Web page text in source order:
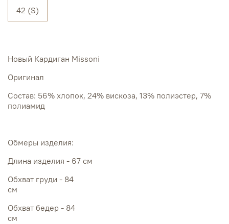
42 (S)
Новый Кардиган Missoni
Оригинал
Состав: 56% хлопок, 24% вискоза, 13% полиэстер, 7%
полиамид
Обмеры изделия:
Длина изделия - 67 см
Обхват груди - 84
Обхват бедер - 84
см